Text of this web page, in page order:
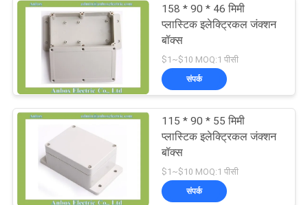
158 * 90 * 46 मिमी
प्लास्टिक इलेक्ट्रिकल जंक्शन
बॉक्स
$1~$10 MOQ:1 पीसी
संपर्क
115 * 90 * 55 मिमी
प्लास्टिक इलेक्ट्रिकल जंक्शन
बॉक्स
$1~$10 MOQ:1 पीसी
संपर्क